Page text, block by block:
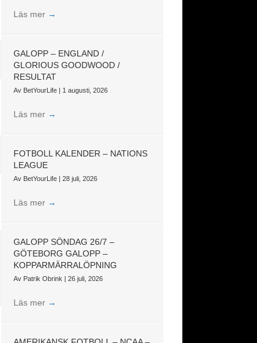
Läs mer →
GALOPP – ENGLAND /
GLORIOUS GOODWOOD /
RESULTAT
Av BetYourLife | 1 augusti, 2026
Läs mer →
FOTBOLL KALENDER – NATIONS
LEAGUE
Av BetYourLife |28 juli, 2026
Läs mer →
GALOPP SÖNDAG 26/7 –
GÖTEBORG GALOPP –
KOPPARMÄRRALÖPNING
Av Patrik Obrink |26 juli, 2026
Läs mer →